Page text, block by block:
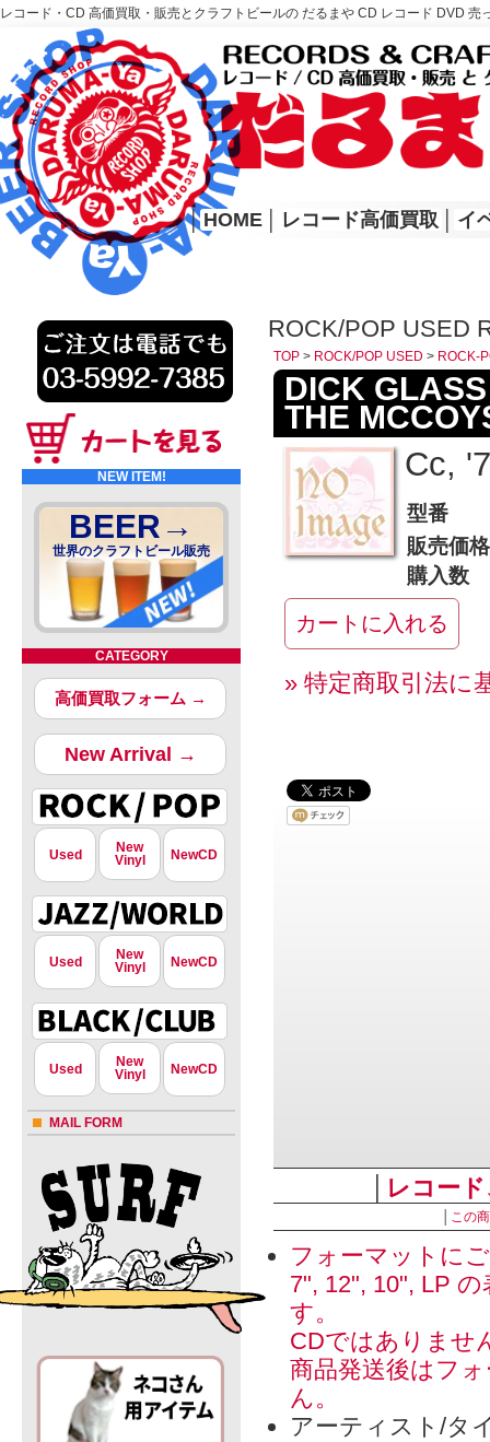
レコード・CD 高価買取・販売とクラフトビールの だるまや CD レコード DVD
レコード高価買取はこちら
HOME
│ HOME レコード高価買取 イ
NEW ITEM!
BEER→
世界のクラフトビール販売
CATEGORY
高価買取フォーム →
New Arrival →
Used
New
Vinyl
NewCD
Used
New
Vinyl
NewCD
Used
New
Vinyl
NewCD
MAIL FORM
ROCK/POP USED
TOP > ROCK/POP USED > ROCK-
DICK
THE
Cc,
型番
販売価格
購入数
» 特定商取引法に
レコー
この
フォーマットに
7", 12", 10", LP
す。
CDではありませ
商品発送後はフ
ん。
アーティスト/タ